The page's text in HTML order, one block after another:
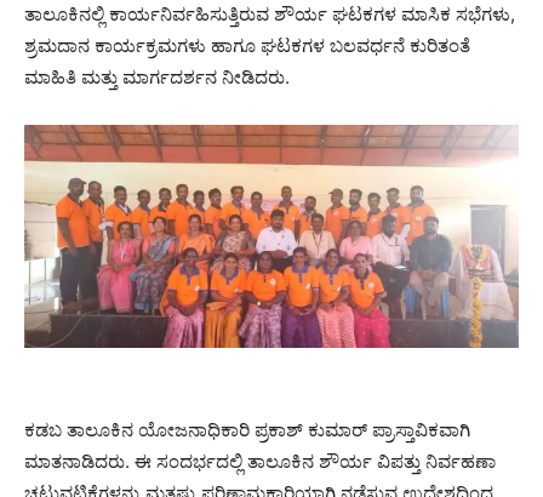
ತಾಲೂಕಿನಲ್ಲಿ ಕಾರ್ಯನಿರ್ವಹಿಸುತ್ತಿರುವ ಶೌರ್ಯ ಘಟಕಗಳ ಮಾಸಿಕ ಸಭೆಗಳು,
ಶ್ರಮದಾನ ಕಾರ್ಯಕ್ರಮಗಳು ಹಾಗೂ ಘಟಕಗಳ ಬಲವರ್ಧನೆ ಕುರಿತಂತೆ
ಮಾಹಿತಿ ಮತ್ತು ಮಾರ್ಗದರ್ಶನ ನೀಡಿದರು.
ಕಡಬ ತಾಲೂಕಿನ ಯೋಜನಾಧಿಕಾರಿ ಪ್ರಕಾಶ್ ಕುಮಾರ್ ಪ್ರಾಸ್ತಾವಿಕವಾಗಿ
ಮಾತನಾಡಿದರು. ಈ ಸಂದರ್ಭದಲ್ಲಿ ತಾಲೂಕಿನ ಶೌರ್ಯ ವಿಪತ್ತು ನಿರ್ವಹಣಾ
ಚಟುವಟಿಕೆಗಳನ್ನು ಮತ್ತಷ್ಟು ಪರಿಣಾಮಕಾರಿಯಾಗಿ ನಡೆಸುವ ಉದ್ದೇಶದಿಂದ